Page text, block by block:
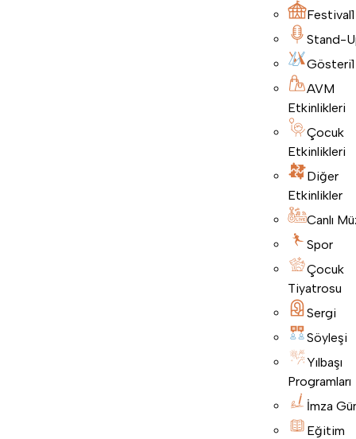
Festival1
Stand-
Gösteri1
AVM
Etkinlikleri
Çocuk
Etkinlikleri
Diğer
Etkinlikler
Canlı
Spor
Çocuk
Tiyatrosu
Sergi
Söyleşi
Yılbaşı
Programları
İmza
Eğitim